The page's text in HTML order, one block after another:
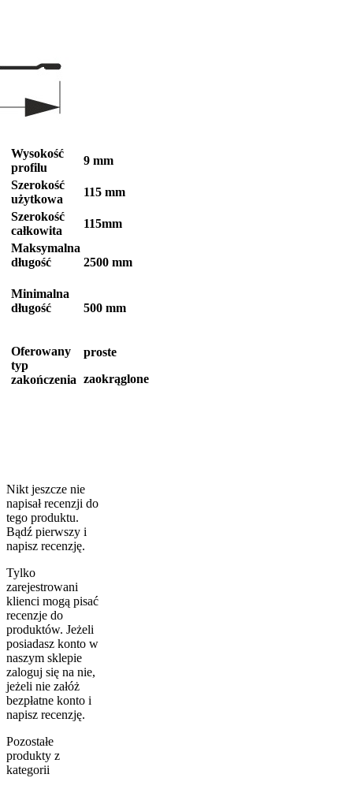
Wysokość
profilu
9 mm
Szerokość
użytkowa
115 mm
Szerokość
całkowita
115mm
Maksymalna
długość
2500 mm
Minimalna
długość
500 mm
Oferowany
typ
zakończenia
proste
zaokrąglone
Nikt jeszcze nie
napisał recenzji do
tego produktu.
Bądź pierwszy i
napisz recenzję.
Tylko
zarejestrowani
klienci mogą pisać
recenzje do
produktów. Jeżeli
posiadasz konto w
naszym sklepie
zaloguj się na nie,
jeżeli nie załóż
bezpłatne konto i
napisz recenzję.
Pozostałe
produkty z
kategorii